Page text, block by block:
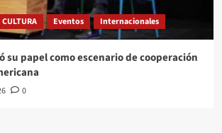
CULTURA Eventos Internacionales
su papel como escenario de cooperación
0